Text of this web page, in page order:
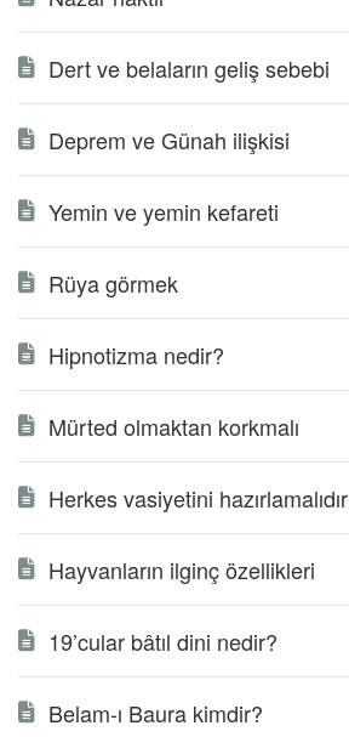
Dert ve belaların geliş sebebi
Deprem ve Günah ilişkisi
Yemin ve yemin kefareti
Rüya görmek
Hipnotizma nedir?
Mürted olmaktan korkmalı
Herkes vasiyetini hazırlamalıdır
Hayvanların ilginç özellikleri
19’cular bâtıl dini nedir?
Belam-ı Baura kimdir?